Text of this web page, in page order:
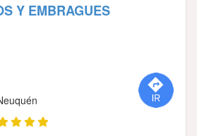
Y EMBRAGUES